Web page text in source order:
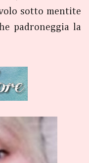
sotto mentite
padroneggia la